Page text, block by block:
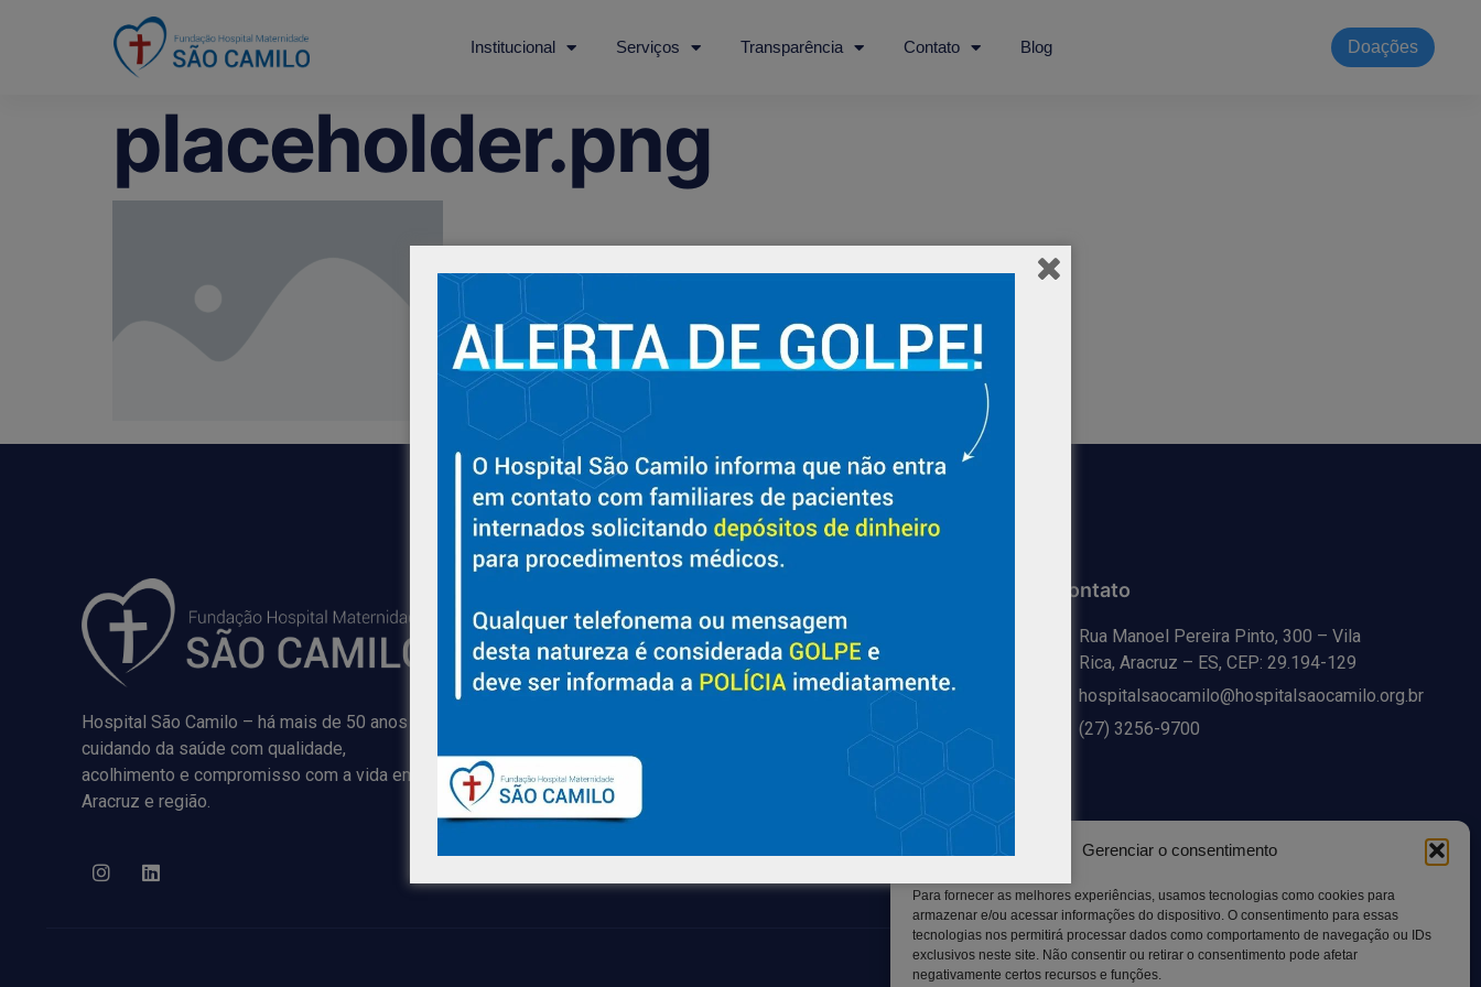
Gerenciar o consentimento
Para fornecer as melhores experiências, usamos tecnologias como cookies para
armazenar e/ou acessar informações do dispositivo. O consentimento para essas
tecnologias nos permitirá processar dados como comportamento de navegação ou IDs
exclusivos neste site. Não consentir ou retirar o consentimento pode afetar
negativamente certos recursos e funções.
Institucional Serviços Transparência Contato Blog Doações
placeholder.png
Hospital São Camilo – há mais de 50 anos
cuidando da saúde com qualidade,
acolhimento e compromisso com a vida em
Aracruz e região.
Nossa História e Fundador
Diretorias
Políticas e Normas
Blog
Ouvidoria
Contato
Solicitar Prontuário Médico
Canal LGPD e Segurança da
Contato
Rua Manoel Pereira Pinto, 300 – Vila
Rica, Aracruz – ES, CEP: 29.194-129
hospitalsaocamilo@hospitalsaocamilo.org.br
(27) 3256-9700
Copyright © BhD Comunicacao, All rights reserved.